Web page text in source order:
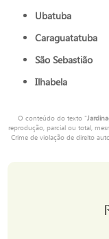
Ubatuba
Caraguatatuba
São Sebastião
Ilhabela
O conteúdo do texto "
reprodução, parcial ou total,
Crime de violação de direito